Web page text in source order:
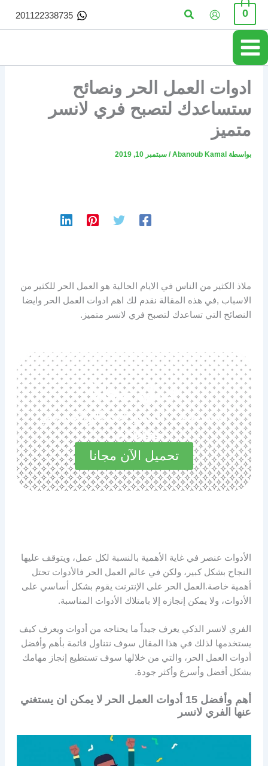
تخطي
المحتوى
0 البحث 201122338735
ادوات العمل الحر ونصائح
ستساعدك لتصبح فري لانسر
متميز
بواسطة Abanoub Kamal
/ سبتمبر 10, 2019
ملاذ الكثير من الناس في الايام الحالية هو العمل الحر للكثير من
الاسباب ,في هذه المقالة نقدم لك اهم ادوات العمل الحر وايضا
النصائح التي تساعدك لتصبح فري لانسر متميز.
حمل مجانا
استكشف المميزات الرائعة في
مجاناً الآن
تحميل الآن مجانا
الأدوات عنصر في غاية الأهمية بالنسبة لكل عمل، ويتوقف عليها
النجاح بشكل كبير، ولكن في عالم العمل الحر فالأدوات تحتل
أهمية خاصة.العمل الحر على الإنترنت يقوم بشكل أساسي على
الأدوات، ولا يمكن إنجازه إلا بامتلاك الأدوات المناسبة.
الفري لانسر الذكي يعرف جيداً ما يحتاجه من أدوات ويعرف كيف
يستخدمها لذلك في هذا المقال سوف نتناول قائمة بأهم وأفضل
أدوات العمل الحر، والتي من خلالها سوف تستطيع إنجاز مهامك
بشكل أفضل وأسرع وأكثر جودة.
أهم وأفضل 15 أدوات العمل الحر لا يمكن ان يستغني
عنها الفري لانسر